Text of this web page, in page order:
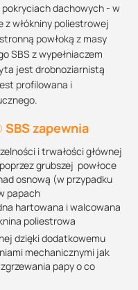
dachowych - w
z włókniny poliestrowej
powłoką z masy
SBS z wypełniaczem
jest drobnoziarnistą
profilowana i
zapewnia
i trwałości głównej
grubszej powłoce
osnową (w przypadku
papach
hartowana i walcowana
poliestrowa
dzięki dodatkowemu
mechanicznymi jak
papy o co